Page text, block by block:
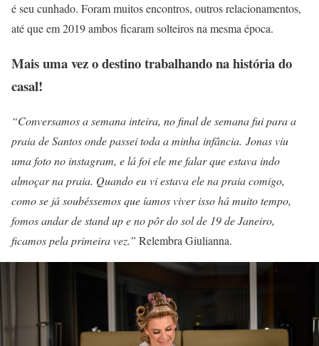
é seu cunhado. Foram muitos encontros, outros relacionamentos,
até que em 2019 ambos ficaram solteiros na mesma época.
Mais uma vez o destino trabalhando na história do
casal!
“Conversamos a semana inteira, no final de semana fui para a
praia de Santos onde passei toda a minha infância. Jonas viu
uma foto no instagram, e lá foi ele me falar que estava indo
almoçar na praia. Quando eu vi estava ele na praia comigo,
como se já soubéssemos que íamos viver isso há muito tempo,
fomos andar de stand up e no pôr do sol de 19 de Janeiro,
ficamos pela primeira vez.” Relembra Giulianna.